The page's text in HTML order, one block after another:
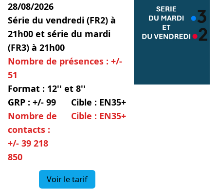
28/08/2026
Série du vendredi (FR2) à
21h00 et série du mardi
(FR3) à 21h00
Nombre de présences : +/-
51
Format : 12'' et 8''
GRP : +/- 99
Cible : EN35+
Nombre de
contacts :
+/- 39 218
850
Cible : EN35+
Voir le tarif